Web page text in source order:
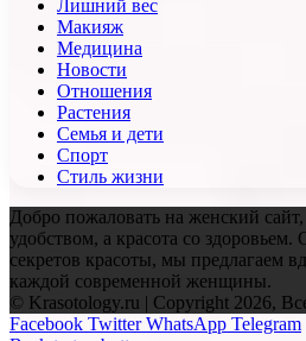
Лишний вес
Макияж
Медицина
Новости
Отношения
Растения
Семья и дети
Спорт
Стиль жизни
Добро пожаловать на женский сайт,
удобством, а красота со
секретов красоты, мы предлагаем
каждой современной женщины.
© Krasotology.ru | Copyright 2026,
Facebook Twitter WhatsApp Telegram